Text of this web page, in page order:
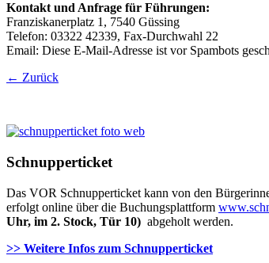
Kontakt und Anfrage für Führungen:
Franziskanerplatz 1, 7540 Güssing
Telefon: 03322 42339, Fax-Durchwahl 22
Email: Diese E-Mail-Adresse ist vor Spambots
← Zurück
Schnupperticket
Das VOR Schnupperticket kann von den
erfolgt online über die Buchungsplattform
Uhr, im 2. Stock, Tür 10) abgeholt werden.
>> Weitere Infos zum Schnupperticket